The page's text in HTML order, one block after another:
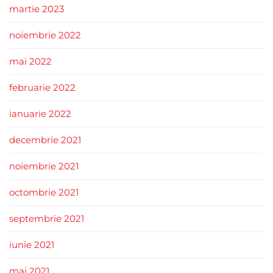
martie 2023
noiembrie 2022
mai 2022
februarie 2022
ianuarie 2022
decembrie 2021
noiembrie 2021
octombrie 2021
septembrie 2021
iunie 2021